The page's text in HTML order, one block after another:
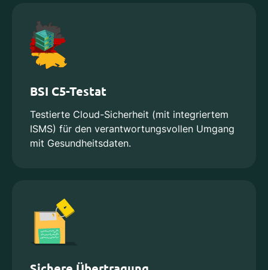
BSI C5-Testat
Testierte Cloud-Sicherheit (mit integriertem
ISMS) für den verantwortungsvollen Umgang
mit Gesundheitsdaten.